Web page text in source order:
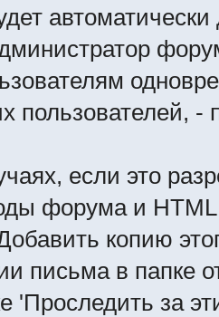
пользователей,
если это
форума и
копию
письма в папке
'Проследить за